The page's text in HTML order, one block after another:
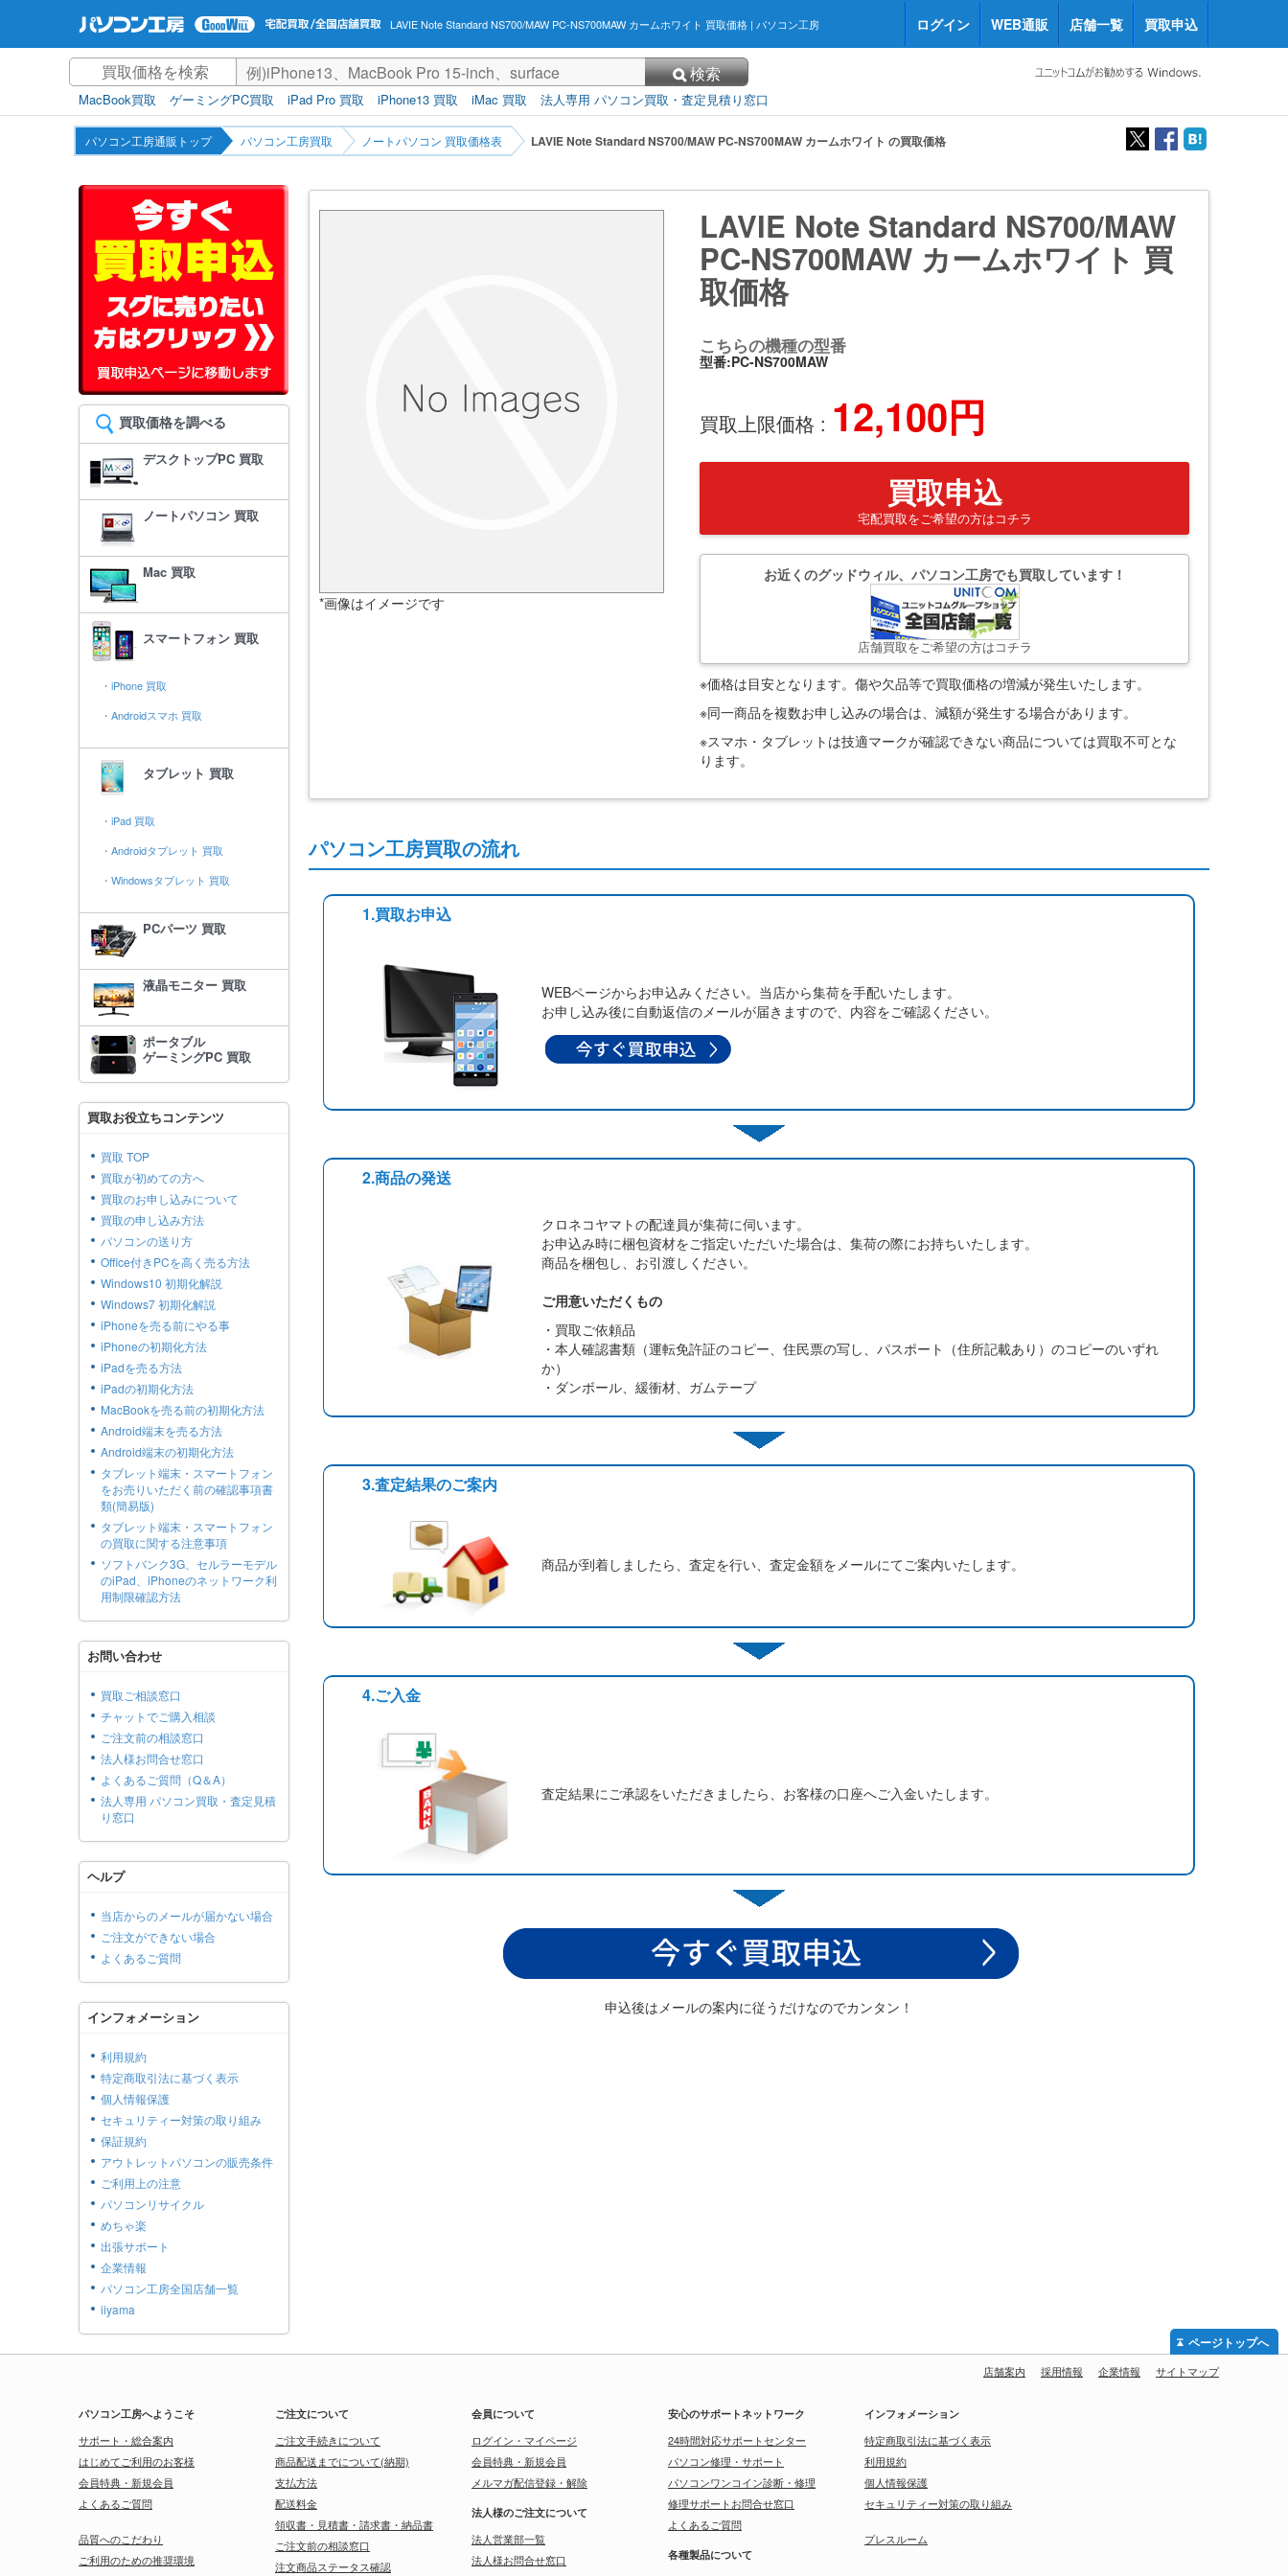
LAVIE Note Standard NS700/MAW PC-NS700MAW カームホワイト 買取価格 | パソコン工房 ログイン WEB通販 店舗一覧 買取申込
検索
MacBook買取 ゲーミングPC買取 iPad Pro 買取 iPhone13 買取 iMac 買取 法人専用 パソコン買取・査定見積り窓口
パソコン工房通販トップ パソコン工房買取 ノートパソコン 買取価格表 LAVIE Note Standard NS700/MAW PC-NS700MAW カームホワイト の買取価格
*画像はイメージです
LAVIE Note Standard NS700/MAW
PC-NS700MAW カームホワイト 買
取価格
こちらの機種の型番
型番:PC-NS700MAW
買取上限価格 : 12,100円
買取申込
宅配買取をご希望の方はコチラ
お近くのグッドウィル、パソコン工房でも買取しています！
店舗買取をご希望の方はコチラ
※価格は目安となります。傷や欠品等で買取価格の増減が発生いたします。
※同一商品を複数お申し込みの場合は、減額が発生する場合があります。
※スマホ・タブレットは技適マークが確認できない商品については買取不可とな
ります。
パソコン工房買取の流れ
1.買取お申込
WEBページからお申込みください。当店から集荷を手配いたします。
お申し込み後に自動返信のメールが届きますので、内容をご確認ください。
2.商品の発送
クロネコヤマトの配達員が集荷に伺います。
お申込み時に梱包資材をご指定いただいた場合は、集荷の際にお持ちいたします。
商品を梱包し、お引渡しください。
ご用意いただくもの
・買取ご依頼品
・本人確認書類（運転免許証のコピー、住民票の写し、パスポート（住所記載あり）のコピーのいずれ
か）
・ダンボール、緩衝材、ガムテープ
3.査定結果のご案内
商品が到着しましたら、査定を行い、査定金額をメールにてご案内いたします。
4.ご入金
査定結果にご承認をいただきましたら、お客様の口座へご入金いたします。
申込後はメールの案内に従うだけなのでカンタン！
買取価格を調べる
デスクトップPC 買取
ノートパソコン 買取
Mac 買取
スマートフォン 買取
・iPhone 買取
・Androidスマホ 買取
タブレット 買取
・iPad 買取
・Androidタブレット 買取
・Windowsタブレット 買取
PCパーツ 買取
液晶モニター 買取
ポータブル
ゲーミングPC 買取
買取お役立ちコンテンツ
買取 TOP
買取が初めての方へ
買取のお申し込みについて
買取の申し込み方法
パソコンの送り方
Office付きPCを高く売る方法
Windows10 初期化解説
Windows7 初期化解説
iPhoneを売る前にやる事
iPhoneの初期化方法
iPadを売る方法
iPadの初期化方法
MacBookを売る前の初期化方法
Android端末を売る方法
Android端末の初期化方法
タブレット端末・スマートフォン
をお売りいただく前の確認事項書
類(簡易版)
タブレット端末・スマートフォン
の買取に関する注意事項
ソフトバンク3G、セルラーモデル
のiPad、iPhoneのネットワーク利
用制限確認方法
お問い合わせ
買取ご相談窓口
チャットでご購入相談
ご注文前の相談窓口
法人様お問合せ窓口
よくあるご質問（Q＆A）
法人専用 パソコン買取・査定見積
り窓口
ヘルプ
当店からのメールが届かない場合
ご注文ができない場合
よくあるご質問
インフォメーション
利用規約
特定商取引法に基づく表示
個人情報保護
セキュリティー対策の取り組み
保証規約
アウトレットパソコンの販売条件
ご利用上の注意
パソコンリサイクル
めちゃ楽
出張サポート
企業情報
パソコン工房全国店舗一覧
iiyama
店舗案内 採用情報 企業情報 サイトマップ
パソコン工房へようこそ
サポート・総合案内
はじめてご利用のお客様
会員特典・新規会員
よくあるご質問
品質へのこだわり
ご利用のための推奨環境
ご注文について
ご注文手続きについて
商品配送までについて(納期)
支払方法
配送料金
領収書・見積書・請求書・納品書
ご注文前の相談窓口
注文商品ステータス確認
会員について
ログイン・マイページ
会員特典・新規会員
メルマガ配信登録・解除
法人様のご注文について
法人営業部一覧
法人様お問合せ窓口
安心のサポートネットワーク
24時間対応サポートセンター
パソコン修理・サポート
パソコンワンコイン診断・修理
修理サポートお問合せ窓口
よくあるご質問
各種製品について
インフォメーション
特定商取引法に基づく表示
利用規約
個人情報保護
セキュリティー対策の取り組み
プレスルーム
ページトップへ